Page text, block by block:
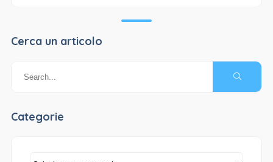
Cerca un articolo
Categorie